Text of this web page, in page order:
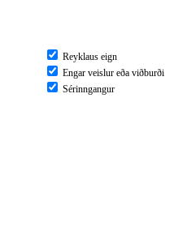
Reyklaus eign
Engar veislur eða viðburði
Sérinngangur